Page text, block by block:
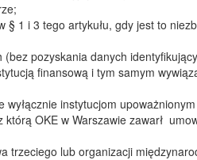
1 i 3 tego artykułu, gdy jest to
pozyskania danych
finansową i tym samym
instytucjom
OKE w Warszawie zawarł
trzeciego lub organizacji